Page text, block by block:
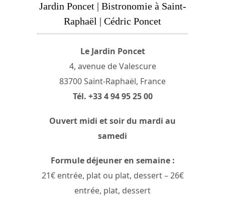
Jardin Poncet | Bistronomie à Saint-
Raphaël | Cédric Poncet
Le Jardin Poncet
4, avenue de Valescure
83700 Saint-Raphaël, France
Tél. +33 4 94 95 25 00
Ouvert midi et soir du mardi au
samedi
Formule déjeuner en semaine :
21€ entrée, plat ou plat, dessert – 26€
entrée, plat, dessert